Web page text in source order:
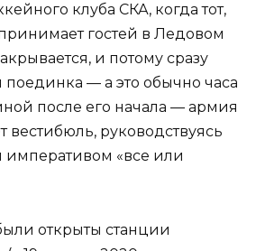
клуба СКА, когда тот,
гостей в Ледовом
и потому сразу
поединка — а это обычно часа
после его начала — армия
вестибюль, руководствуясь
«все или
открыты станции